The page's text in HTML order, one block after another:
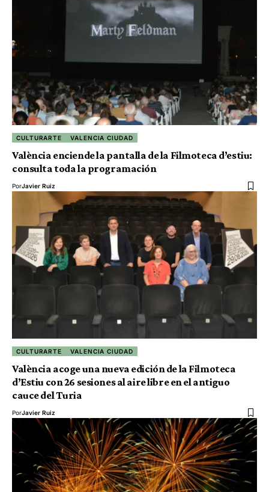
CULTURARTE VALENCIA CIUDAD
València enciende la pantalla de la Filmoteca d’estiu:
consulta toda la programación
PorJavier Ruiz
CULTURARTE VALENCIA CIUDAD
València acoge una nueva edición de la Filmoteca
d’Estiu con 26 sesiones al aire libre en el antiguo
cauce del Turia
PorJavier Ruiz